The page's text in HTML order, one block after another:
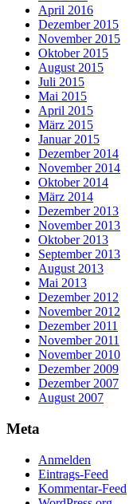
April 2016
Dezember 2015
November 2015
Oktober 2015
August 2015
Juli 2015
Mai 2015
April 2015
März 2015
Januar 2015
Dezember 2014
November 2014
Oktober 2014
März 2014
Dezember 2013
November 2013
Oktober 2013
September 2013
August 2013
Mai 2013
Dezember 2012
November 2012
Dezember 2011
November 2011
November 2010
Dezember 2009
Dezember 2007
August 2007
Meta
Anmelden
Eintrags-Feed
Kommentar-Feed